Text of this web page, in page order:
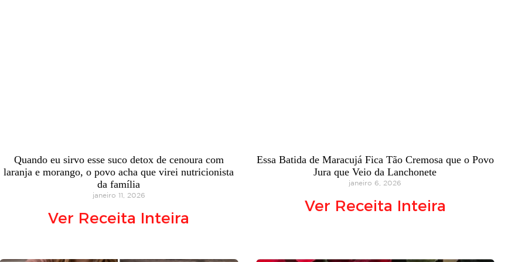
Quando eu sirvo esse suco detox de cenoura com
laranja e morango, o povo acha que virei nutricionista
da família
janeiro 11, 2026
Ver Receita Inteira
Essa Batida de Maracujá Fica Tão Cremosa que o Povo
Jura que Veio da Lanchonete
janeiro 6, 2026
Ver Receita Inteira